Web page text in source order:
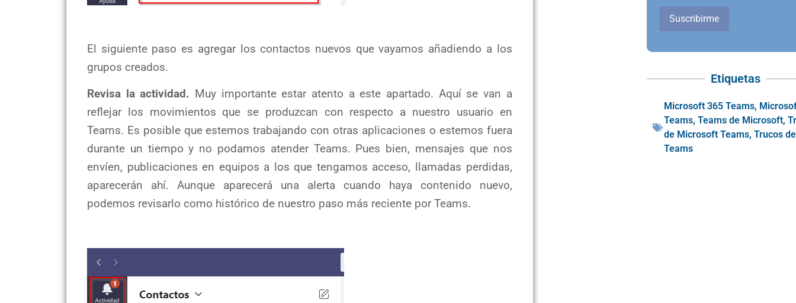
El siguiente paso es agregar los contactos nuevos que vayamos añadiendo a los
grupos creados.
Revisa la actividad.
Muy importante estar atento a este apartado. Aquí se van a
reflejar los movimientos que se produzcan con respecto a nuestro usuario en
Teams. Es posible que estemos trabajando con otras aplicaciones o estemos fuera
durante un tiempo y no podamos atender Teams. Pues bien, mensajes que nos
envíen, publicaciones en equipos a los que tengamos acceso, llamadas perdidas,
aparecerán ahí. Aunque aparecerá una alerta cuando haya contenido nuevo,
podemos revisarlo como histórico de nuestro paso más reciente por Teams.
Suscribirme
Etiquetas
Microsoft 365 Teams,
Teams,Teams de Microsoft,
de Microsoft Teams,Trucos de
Teams